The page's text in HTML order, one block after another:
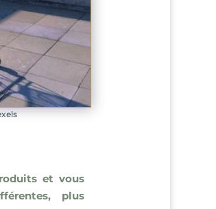
et vous
plus